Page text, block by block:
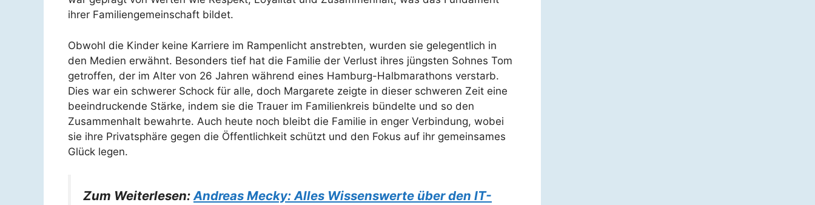
ihrer Familiengemeinschaft bildet.
Obwohl die Kinder keine Karriere im Rampenlicht anstrebten, wurden sie gelegentlich in
den Medien erwähnt. Besonders tief hat die Familie der Verlust ihres jüngsten Sohnes Tom
getroffen, der im Alter von 26 Jahren während eines Hamburg-Halbmarathons verstarb.
Dies war ein schwerer Schock für alle, doch Margarete zeigte in dieser schweren Zeit eine
beeindruckende Stärke, indem sie die Trauer im Familienkreis bündelte und so den
Zusammenhalt bewahrte. Auch heute noch bleibt die Familie in enger Verbindung, wobei
sie ihre Privatsphäre gegen die Öffentlichkeit schützt und den Fokus auf ihr gemeinsames
Glück legen.
Zum Weiterlesen:Andreas Mecky: Alles Wissenswerte über den IT-